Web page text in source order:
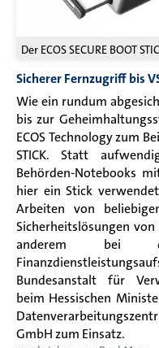
Der ECOS SECURE BOOT
Sicherer Fernzugriff bis
Wie ein rundum
bis zur
ECOS Technology zum
STICK. Statt
Behörden-Notebooks
hier ein Stick
Arbeiten von
Sicherheitslösungen
anderem bei
Bundesanstalt für
beim Hessischen
GmbH zum Einsatz.